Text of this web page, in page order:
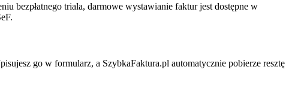
bezpłatnego triala, darmowe wystawianie faktur jest dostępne w
go w formularz, a SzybkaFaktura.pl automatycznie pobierze resztę